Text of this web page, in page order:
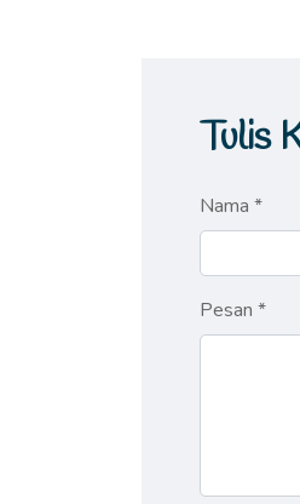
Tulis
Nama *
Pesan *